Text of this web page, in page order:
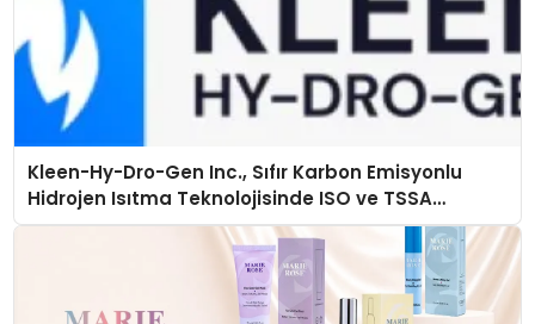
Kleen-Hy-Dro-Gen Inc., Sıfır Karbon Emisyonlu
Hidrojen Isıtma Teknolojisinde ISO ve TSSA
Düzenleyici Onaylarını Aldı